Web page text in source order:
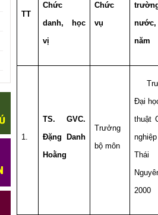
TT
Chức
danh, học
vị
Chức
vụ
nước,
năm
1.
TS. GVC.
Đặng Danh
Hoằng
Trưởng
bộ môn
Đại
thuật
nghiệp
Thái
2000